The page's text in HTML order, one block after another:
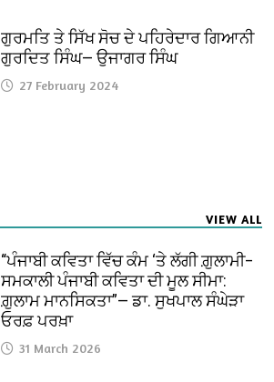
ਗੁਰਮਤਿ ਤੇ ਸਿੱਖ ਸੋਚ ਦੇ ਪਹਿਰੇਦਾਰ ਗਿਆਨੀ
ਗੁਰਦਿਤ ਸਿੰਘ— ਉਜਾਗਰ ਸਿੰਘ
27 February 2024
VIEW ALL
“ਪੰਜਾਬੀ ਕਵਿਤਾ ਵਿੱਚ ਕੰਮ ‘ਤੇ ਲੱਗੀ ਗ਼ੁਲਾਮੀ–
ਸਮਕਾਲੀ ਪੰਜਾਬੀ ਕਵਿਤਾ ਦੀ ਮੂਲ ਸੀਮਾ:
ਗ਼ੁਲਾਮ ਮਾਨਸਿਕਤਾ”— ਡਾ. ਸੁਖਪਾਲ ਸੰਘੇੜਾ
ਓਰਫ਼ ਪਰਖ਼ਾ
31 March 2026